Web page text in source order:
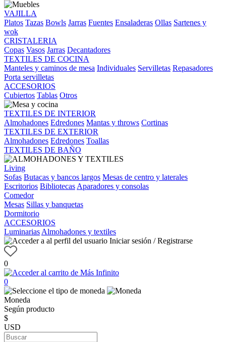
VAJILLA
Platos Tazas Bowls Jarras Fuentes Ensaladeras Ollas Sartenes y
wok
CRISTALERIA
Copas Vasos Jarras Decantadores
TEXTILES DE COCINA
Manteles y caminos de mesa Individuales Servilletas Repasadores
Porta servilletas
ACCESORIOS
Cubiertos Tablas Otros
TEXTILES DE INTERIOR
Almohadones Edredones Mantas y throws Cortinas
TEXTILES DE EXTERIOR
Almohadones Edredones Toallas
TEXTILES DE BAÑO
Living
Sofas Butacas y bancos largos Mesas de centro y laterales
Escritorios Bibliotecas Aparadores y consolas
Comedor
Mesas Sillas y banquetas
Dormitorio
ACCESORIOS
Luminarias Almohadones y textiles
Iniciar sesión / Registrarse
0
0
Moneda
Según producto
$
USD